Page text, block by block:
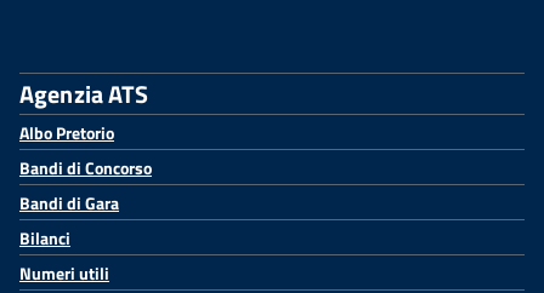
Agenzia ATS
Albo Pretorio
Bandi di Concorso
Bandi di Gara
Bilanci
Numeri utili